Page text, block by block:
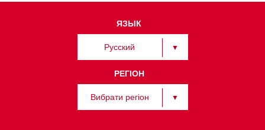
ЯЗЫК
Русский
РЕГІОН
Вибрати регіон